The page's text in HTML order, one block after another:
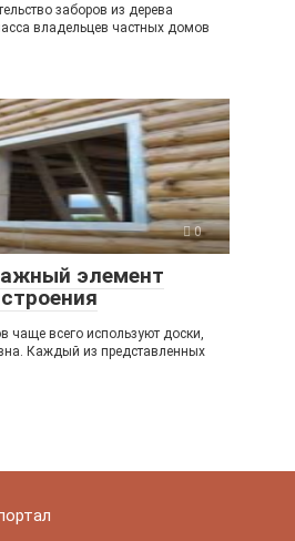
заборов из дерева
владельцев частных домов
0
элемент
чаще всего используют доски,
Каждый из представленных